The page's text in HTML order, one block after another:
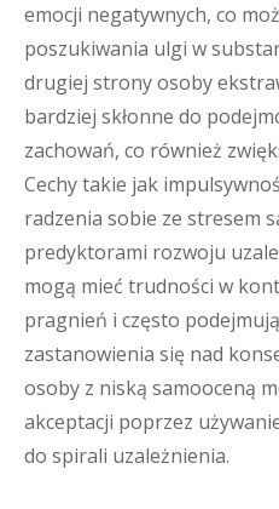
emocji negatywnych, co
poszukiwania ulgi w
drugiej strony osoby
bardziej skłonne do
zachowań, co również
Cechy takie jak
radzenia sobie ze stresem
predyktorami rozwoju
mogą mieć trudności w
pragnień i często
zastanowienia się nad
osoby z niską samooceną
akceptacji poprzez
do spirali uzależnienia.